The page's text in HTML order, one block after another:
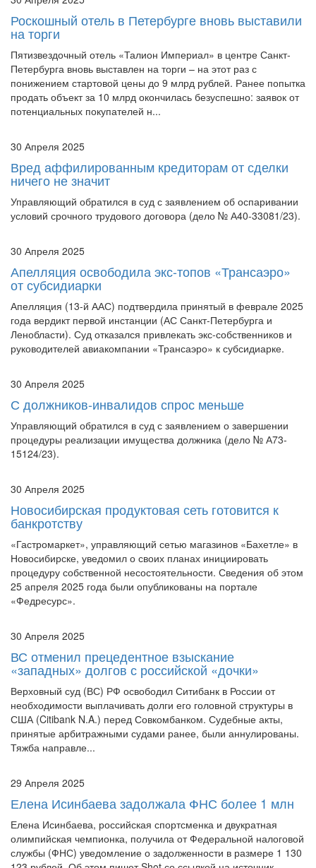
Роскошный отель в Петербурге вновь выставили
на торги
Пятизвездочный отель «Талион Империал» в центре Санкт-
Петербурга вновь выставлен на торги – на этот раз с
понижением стартовой цены до 9 млрд рублей. Ранее попытка
продать объект за 10 млрд окончилась безуспешно: заявок от
потенциальных покупателей н...
Вред аффилированным кредиторам от сделки
ничего не значит
Управляющий обратился в суд с заявлением об оспаривании
условий срочного трудового договора (дело № А40-33081/23).
Апелляция освободила экс-топов «Трансаэро»
от субсидиарки
Апелляция (13-й ААС) подтвердила принятый в феврале 2025
года вердикт первой инстанции (АС Санкт-Петербурга и
Ленобласти). Суд отказался привлекать экс-собственников и
руководителей авиакомпании «Трансаэро» к субсидиарке.
С должников-инвалидов спрос меньше
Управляющий обратился в суд с заявлением о завершении
процедуры реализации имущества должника (дело № А73-
15124/23).
Новосибирская продуктовая сеть готовится к
банкротству
«Гастромаркет», управляющий сетью магазинов «Бахетле» в
Новосибирске, уведомил о своих планах инициировать
процедуру собственной несостоятельности. Сведения об этом
25 апреля 2025 года были опубликованы на портале
«Федресурс».
ВС отменил прецедентное взыскание
«западных» долгов с российской «дочки»
Верховный суд (ВС) РФ освободил Ситибанк в России от
необходимости выплачивать долги его головной структуры в
США (Citibank N.A.) перед Совкомбанком. Судебные акты,
принятые арбитражными судами ранее, были аннулированы.
Тяжба направле...
Елена Исинбаева задолжала ФНС более 1 млн
Елена Исинбаева, российская спортсменка и двукратная
олимпийская чемпионка, получила от Федеральной налоговой
службы (ФНС) уведомление о задолженности в размере 1 130
123 рублей. Об этом пишет Shot со ссылкой на источник.